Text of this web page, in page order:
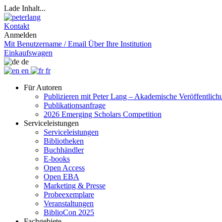
Lade Inhalt...
Kontakt
Anmelden
Mit Benutzername / Email Über Ihre Institution
Einkaufswagen
de
en
fr
Für Autoren
Publizieren mit Peter Lang – Akademische
Publikationsanfrage
2026 Emerging Scholars Competition
Serviceleistungen
Serviceleistungen
Bibliotheken
Buchhändler
E-books
Open Access
Open EBA
Marketing & Presse
Probeexemplare
Veranstaltungen
BiblioCon 2025